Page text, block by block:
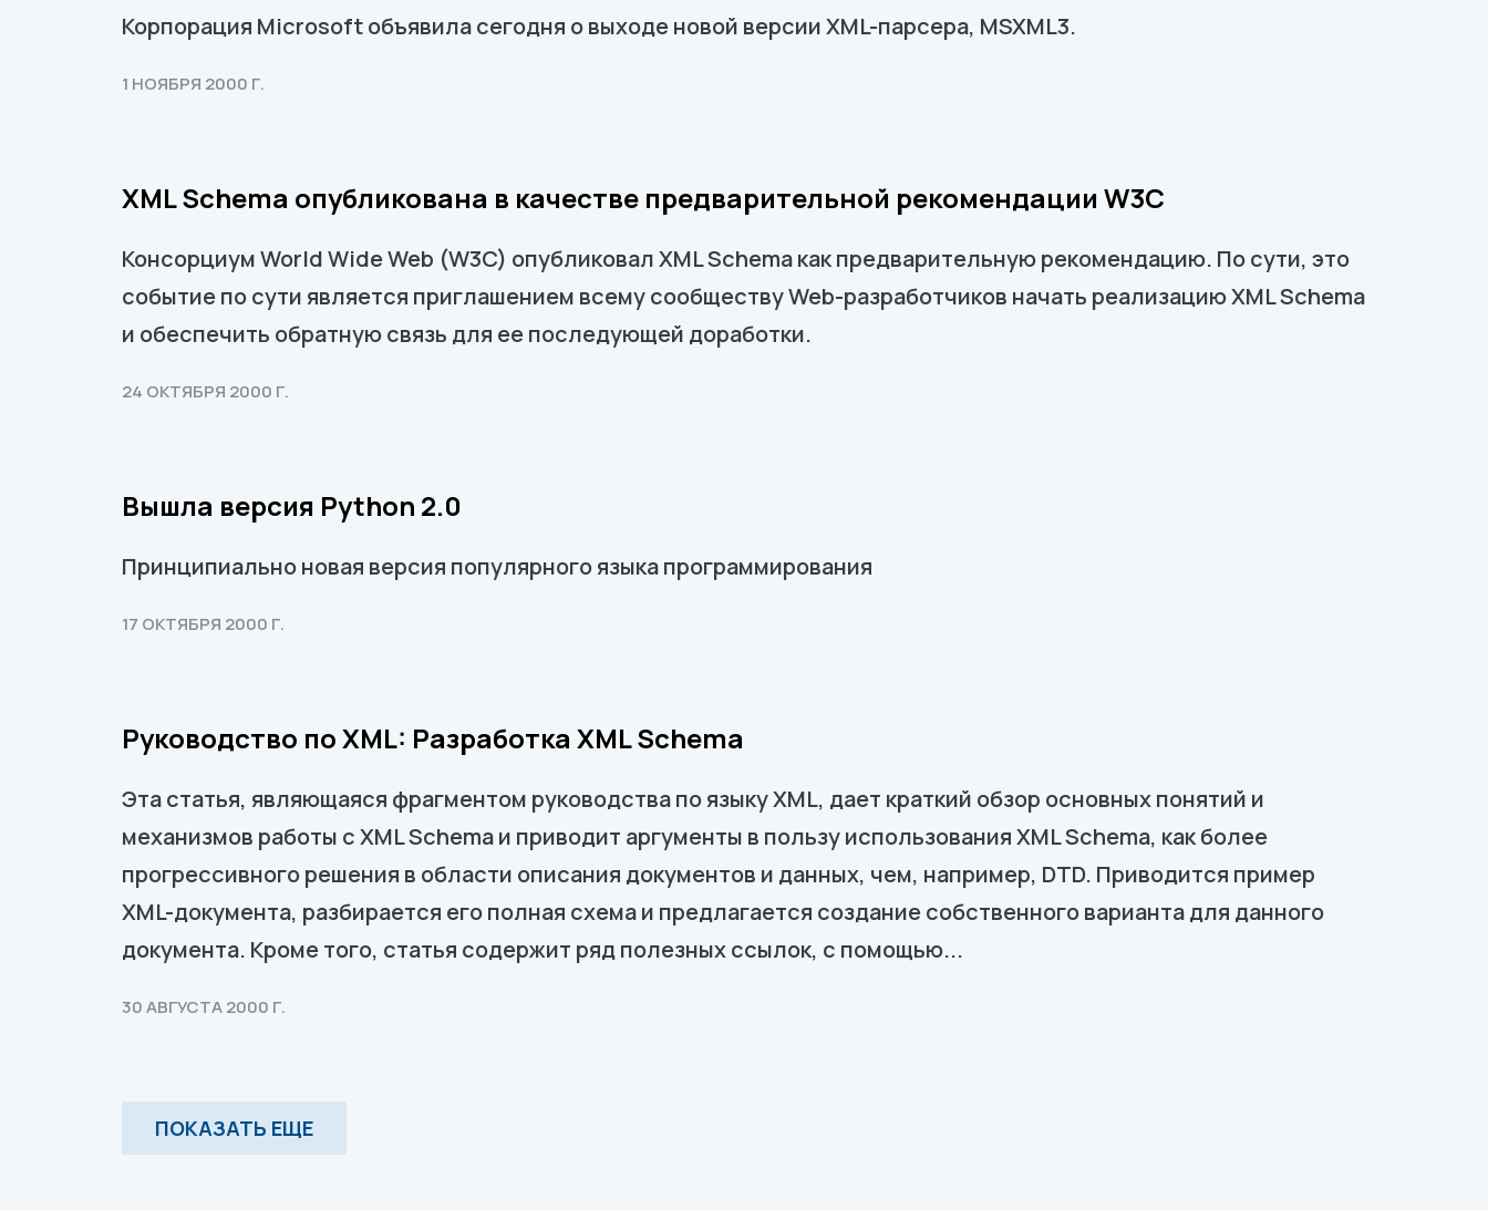
Корпорация Microsoft объявила сегодня о выходе новой версии XML-парсера, MSXML3.
1 НОЯБРЯ 2000 Г.
XML Schema опубликована в качестве предварительной рекомендации W3C
Консорциум World Wide Web (W3C) опубликовал XML Schema как предварительную рекомендацию. По сути, это
событие по сути является приглашением всему сообществу Web-разработчиков начать реализацию XML Schema
и обеспечить обратную связь для ее последующей доработки.
24 ОКТЯБРЯ 2000 Г.
Вышла версия Python 2.0
Принципиально новая версия популярного языка программирования
17 ОКТЯБРЯ 2000 Г.
Руководство по XML: Разработка XML Schema
Эта статья, являющаяся фрагментом руководства по языку XML, дает краткий обзор основных понятий и
механизмов работы с XML Schema и приводит аргументы в пользу использования XML Schema, как более
прогрессивного решения в области описания документов и данных, чем, например, DTD. Приводится пример
XML-документа, разбирается его полная схема и предлагается создание собственного варианта для данного
документа. Кроме того, статья содержит ряд полезных ссылок, с помощью...
30 АВГУСТА 2000 Г.
ПОКАЗАТЬ ЕЩЕ